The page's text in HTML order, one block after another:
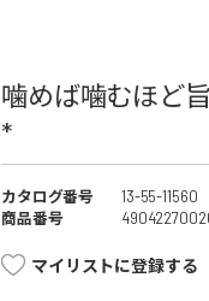
噛めば噛むほど
*
カタログ番号
13-55-11560
商品番号
マイリストに登録する